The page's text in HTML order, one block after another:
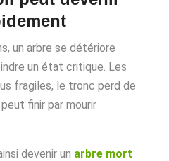
un arbre se détériore
un état critique. Les
fragiles, le tronc perd de
finir par mourir
devenir un arbre mort